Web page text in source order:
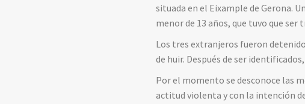
situada en el Eixample de Gerona.
menor de 13 años, que tuvo que
Los tres extranjeros fueron
de huir. Después de ser
Por el momento se desconoce las
actitud violenta y con la intención